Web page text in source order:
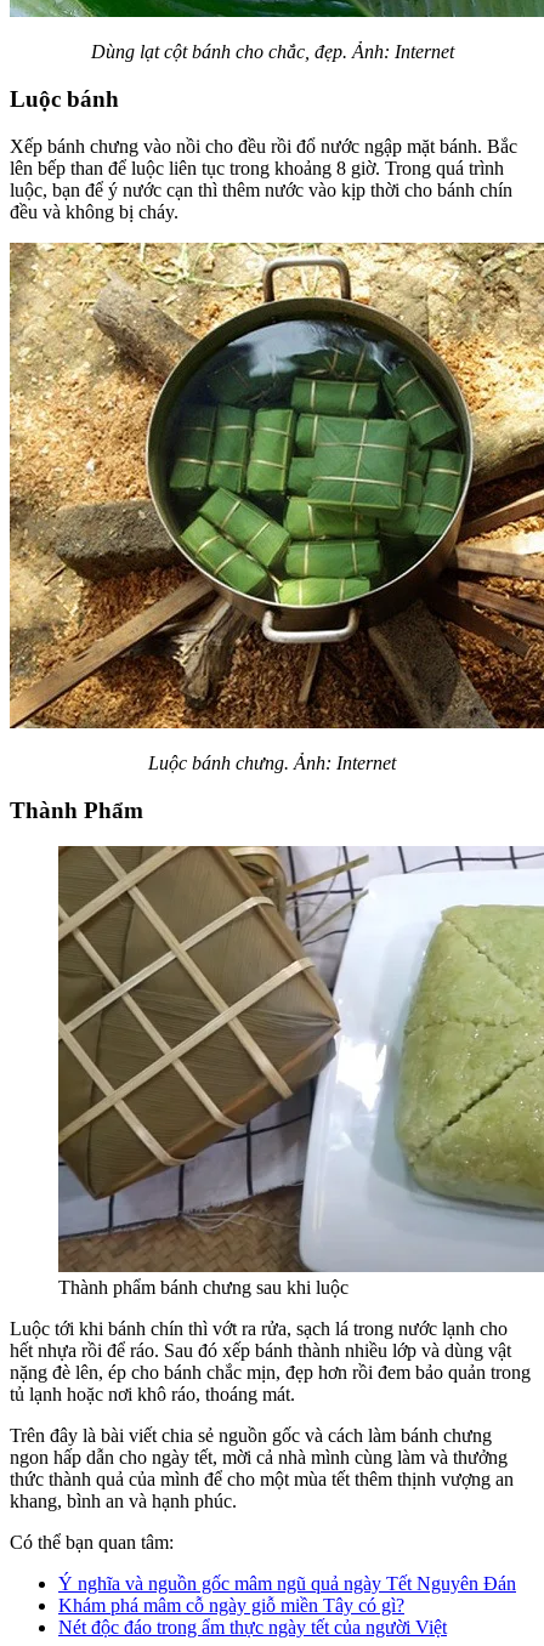
Dùng lạt cột bánh cho chắc, đẹp. Ảnh: Internet
Luộc bánh
Xếp bánh chưng vào nồi cho đều rồi đổ nước ngập mặt bánh. Bắc
lên bếp than để luộc liên tục trong khoảng 8 giờ. Trong quá trình
luộc, bạn để ý nước cạn thì thêm nước vào kịp thời cho bánh chín
đều và không bị cháy.
Luộc bánh chưng. Ảnh: Internet
Thành Phẩm
Thành phẩm bánh chưng sau khi luộc
Luộc tới khi bánh chín thì vớt ra rửa, sạch lá trong nước lạnh cho
hết nhựa rồi để ráo. Sau đó xếp bánh thành nhiều lớp và dùng vật
nặng đè lên, ép cho bánh chắc mịn, đẹp hơn rồi đem bảo quản trong
tủ lạnh hoặc nơi khô ráo, thoáng mát.
Trên đây là bài viết chia sẻ nguồn gốc và cách làm bánh chưng
ngon hấp dẫn cho ngày tết, mời cả nhà mình cùng làm và thưởng
thức thành quả của mình để cho một mùa tết thêm thịnh vượng an
khang, bình an và hạnh phúc.
Có thể bạn quan tâm:
Ý nghĩa và nguồn gốc mâm ngũ quả ngày Tết Nguyên Đán
Khám phá mâm cỗ ngày giỗ miền Tây có gì?
Nét độc đáo trong ẩm thực ngày tết của người Việt